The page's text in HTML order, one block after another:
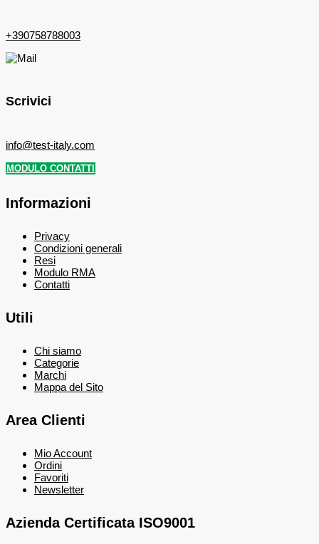
+390758788003
Scrivici
info@test-italy.com
MODULO CONTATTI
Informazioni
Privacy
Condizioni generali
Resi
Modulo RMA
Contatti
Utili
Chi siamo
Categorie
Marchi
Mappa del Sito
Area Clienti
Mio Account
Ordini
Favoriti
Newsletter
Azienda Certificata ISO9001